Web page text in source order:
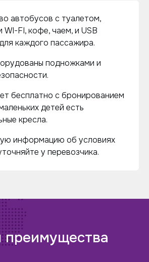
автобусов с туалетом,
WI-FI, кофе, чаем, и USB
каждого пассажира.
подножками и
бесплатно с бронированием
детей есть
кресла.
информацию об условиях
у перевозчика.